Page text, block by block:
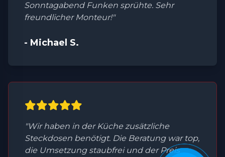
Sonntagabend Funken sprühte. Sehr
freundlicher Monteur!"
- Michael S.
"Wir haben in der Küche zusätzliche
Steckdosen benötigt. Die Beratung war top,
die Umsetzung staubfrei und der Preis